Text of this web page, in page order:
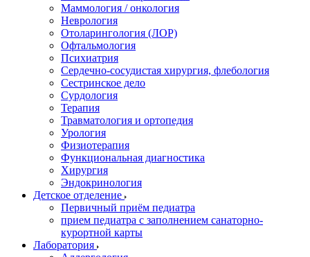
Маммология / онкология
Неврология
Отоларингология (ЛОР)
Офтальмология
Психиатрия
Сердечно-сосудистая хирургия, флебология
Сестринское дело
Сурдология
Терапия
Травматология и ортопедия
Урология
Физиотерапия
Функциональная диагностика
Хирургия
Эндокринология
Детское отделение
Первичный приём педиатра
прием педиатра с заполнением санаторно-
курортной карты
Лаборатория